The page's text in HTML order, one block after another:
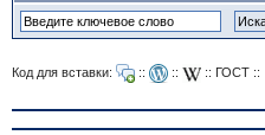
Код для вставки: :: :: :: ГОСТ::